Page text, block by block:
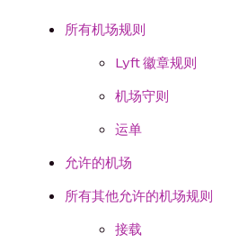
所有机场规则
Lyft 徽章规则
机场守则
运单
允许的机场
所有其他允许的机场规则
接载